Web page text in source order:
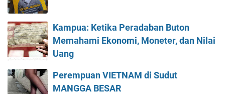
Kampua: Ketika Peradaban Buton
Memahami Ekonomi, Moneter, dan Nilai
Uang
Perempuan VIETNAM di Sudut
MANGGA BESAR